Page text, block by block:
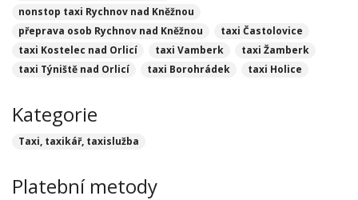
nonstop taxi Rychnov nad Kněžnou
přeprava osob Rychnov nad Kněžnou
taxi Častolovice
taxi Kostelec nad Orlicí
taxi Vamberk
taxi Žamberk
taxi Týniště nad Orlicí
taxi Borohrádek taxi Holice
Kategorie
Taxi, taxikář, taxislužba
Platební metody